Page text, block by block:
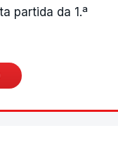
partida da 1.ª